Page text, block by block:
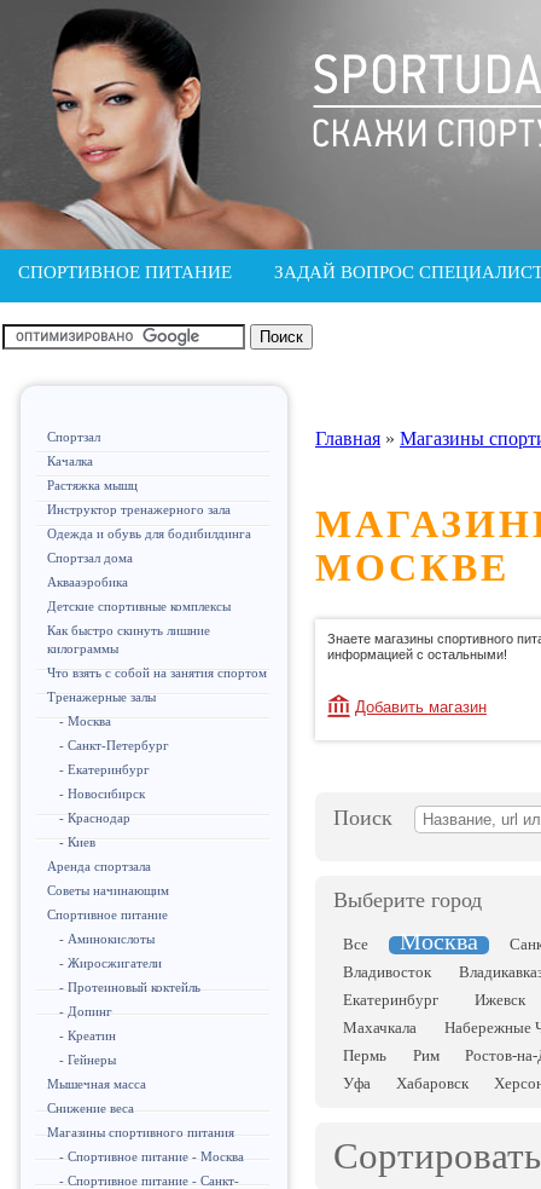
СПОРТИВНОЕ ПИТАНИЕ ЗАДАЙ ВОПРОС
Спортзал
Качалка
Растяжка мышц
Инструктор тренажерного зала
Одежда и обувь для бодибилдинга
Спортзал дома
Аквааэробика
Детские спортивные комплексы
Как быстро скинуть лишние
килограммы
Что взять с собой на занятия спортом
Тренажерные залы
- Москва
- Санкт-Петербург
- Екатеринбург
- Новосибирск
- Краснодар
- Киев
Аренда спортзала
Советы начинающим
Спортивное питание
- Аминокислоты
- Жиросжигатели
- Протеиновый коктейль
- Допинг
- Креатин
- Гейнеры
Мышечная масса
Снижение веса
Магазины спортивного питания
- Спортивное питание - Москва
- Спортивное питание - Санкт-
Главная » Магазины
МОСКВЕ
Знаете магазины спортивного
информацией с остальными!
Добавить магазин
Поиск
Выберите город
Все Москва
Владивосток
Екатеринбург
Ижевск
Махачкала
Набережные
Пермь
Рим
Ростов-
Уфа
Хабаровск